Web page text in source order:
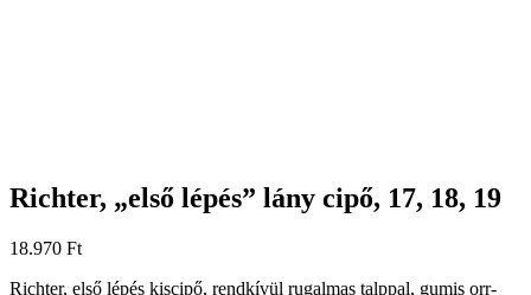
Richter, „első lépés” lány cipő, 17, 18, 19
18.970 Ft
Richter, első lépés kiscipő, rendkívül rugalmas talppal, gumis orr-